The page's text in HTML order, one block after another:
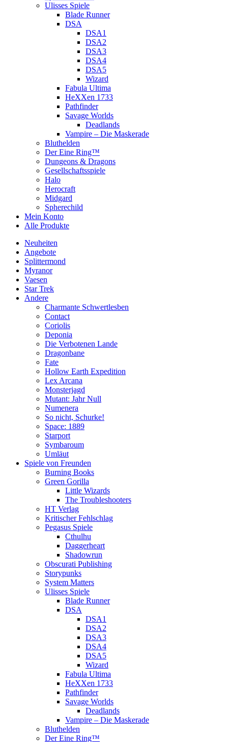
Ulisses Spiele
Blade Runner
DSA
DSA1
DSA2
DSA3
DSA4
DSA5
Wizard
Fabula Ultima
HeXXen 1733
Pathfinder
Savage Worlds
Deadlands
Vampire – Die Maskerade
Bluthelden
Der Eine Ring™
Dungeons & Dragons
Gesellschaftsspiele
Halo
Herocraft
Midgard
Spherechild
Mein Konto
Alle Produkte
Neuheiten
Angebote
Splittermond
Myranor
Vaesen
Star Trek
Andere
Charmante Schwertlesben
Contact
Coriolis
Deponia
Die Verbotenen Lande
Dragonbane
Fate
Hollow Earth Expedition
Lex Arcana
Monsterjagd
Mutant: Jahr Null
Numenera
So nicht, Schurke!
Space: 1889
Starport
Symbaroum
Umläut
Spiele von Freunden
Burning Books
Green Gorilla
Little Wizards
The Troubleshooters
HT Verlag
Kritischer Fehlschlag
Pegasus Spiele
Cthulhu
Daggerheart
Shadowrun
Obscurati Publishing
Storypunks
System Matters
Ulisses Spiele
Blade Runner
DSA
DSA1
DSA2
DSA3
DSA4
DSA5
Wizard
Fabula Ultima
HeXXen 1733
Pathfinder
Savage Worlds
Deadlands
Vampire – Die Maskerade
Bluthelden
Der Eine Ring™